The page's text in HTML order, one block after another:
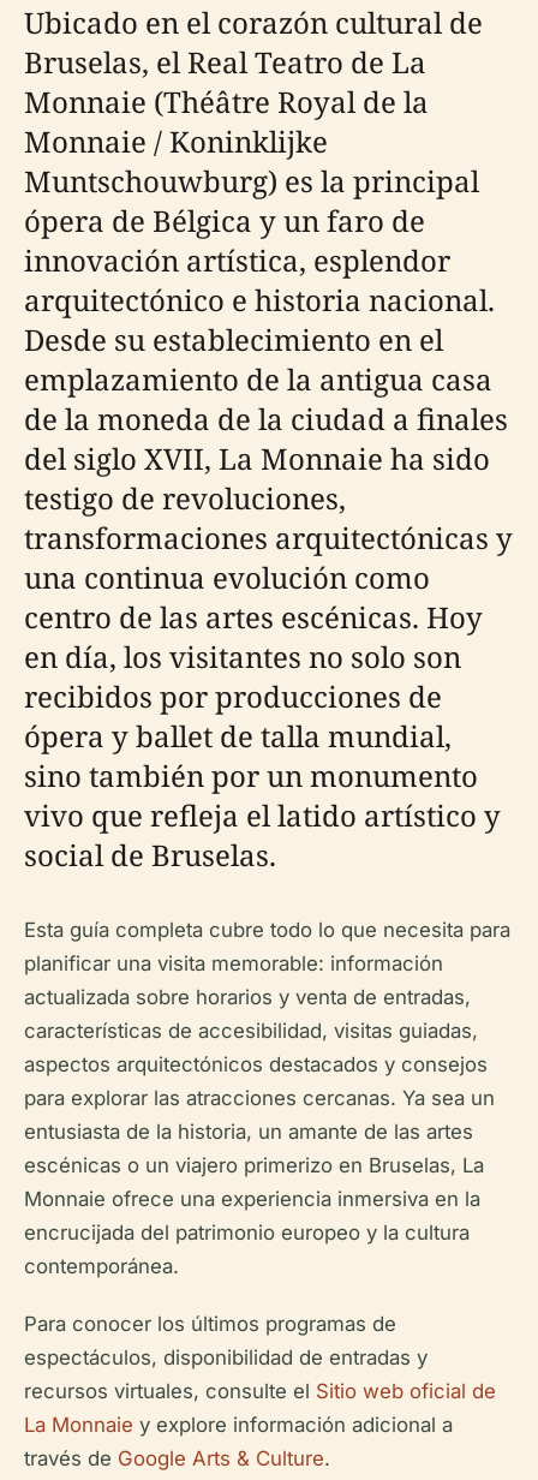
Ubicado en el corazón cultural de
Bruselas, el Real Teatro de La
Monnaie (Théâtre Royal de la
Monnaie / Koninklijke
Muntschouwburg) es la principal
ópera de Bélgica y un faro de
innovación artística, esplendor
arquitectónico e historia nacional.
Desde su establecimiento en el
emplazamiento de la antigua casa
de la moneda de la ciudad a finales
del siglo XVII, La Monnaie ha sido
testigo de revoluciones,
transformaciones arquitectónicas y
una continua evolución como
centro de las artes escénicas. Hoy
en día, los visitantes no solo son
recibidos por producciones de
ópera y ballet de talla mundial,
sino también por un monumento
vivo que refleja el latido artístico y
social de Bruselas.
Esta guía completa cubre todo lo que necesita para
planificar una visita memorable: información
actualizada sobre horarios y venta de entradas,
características de accesibilidad, visitas guiadas,
aspectos arquitectónicos destacados y consejos
para explorar las atracciones cercanas. Ya sea un
entusiasta de la historia, un amante de las artes
escénicas o un viajero primerizo en Bruselas, La
Monnaie ofrece una experiencia inmersiva en la
encrucijada del patrimonio europeo y la cultura
contemporánea.
Para conocer los últimos programas de
espectáculos, disponibilidad de entradas y
recursos virtuales, consulte el Sitio web oficial de
La Monnaie y explore información adicional a
través de Google Arts & Culture.